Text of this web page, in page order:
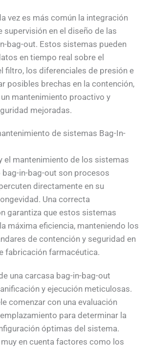
vez es más común la integración
supervisión en el diseño de las
bag-out. Estos sistemas pueden
en tiempo real sobre el
filtro, los diferenciales de presión e
posibles brechas en la contención,
mantenimiento proactivo y
mejoradas.
de sistemas Bag-In-
el mantenimiento de los sistemas
in-bag-out son procesos
directamente en su
Una correcta
garantiza que estos sistemas
máxima eficiencia, manteniendo los
de contención y seguridad en
fabricación farmacéutica.
una carcasa bag-in-bag-out
y ejecución meticulosas.
comenzar con una evaluación
para determinar la
óptimas del sistema.
en cuenta factores como los